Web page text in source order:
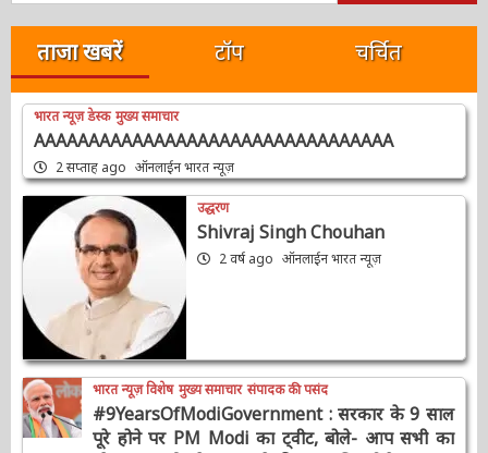
निम्न
खोजें:
ताजा खबरें टॉप चर्चित
भारत न्यूज़ डेस्क मुख्य समाचार
AAAAAAAAAAAAAAAAAAAAAAAAAAAAAAAAA
2 सप्ताह ago ऑनलाईन भारत न्यूज़
उद्धरण
भारत न्यूज़ विशेष मुख्य समाचार संपादक की पसंद